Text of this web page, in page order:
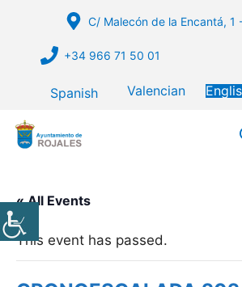
C/ Malecón de la Encantá, 1
+34 966 71 50 01
Spanish Valencian
« All Events
This event has passed.